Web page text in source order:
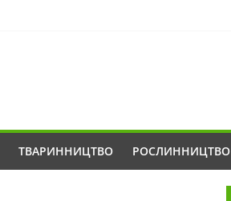
ТВАРИННИЦТВО РОСЛИННИЦТВО